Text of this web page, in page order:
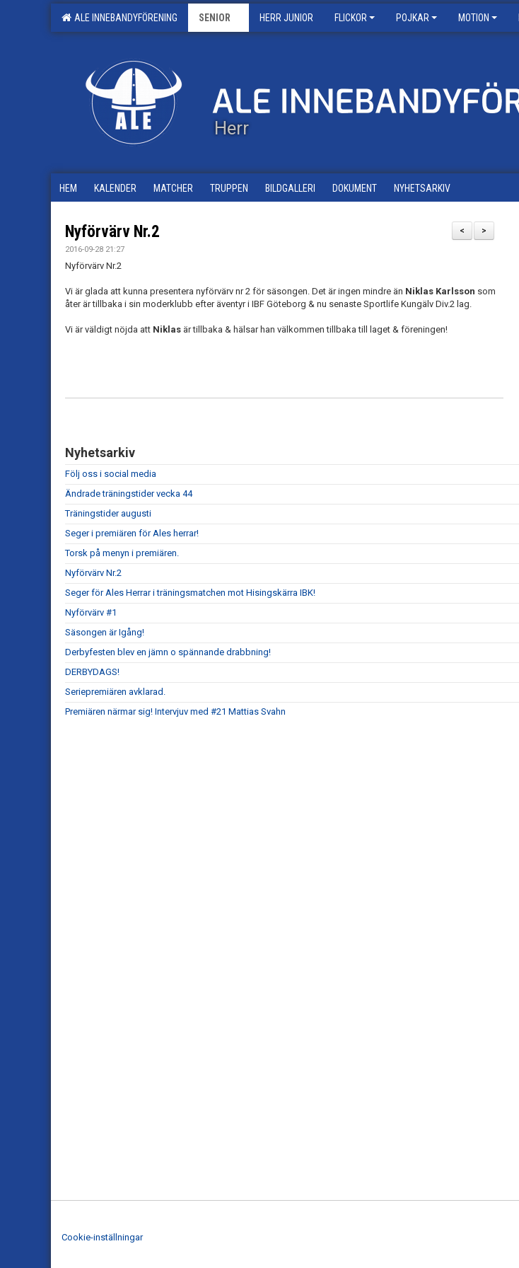
ALE INNEBANDYFÖRENING SENIOR HERR JUNIOR FLICKOR POJKAR MOTION
Herr
HEM KALENDER MATCHER TRUPPEN BILDGALLERI DOKUMENT NYHETSARKIV
>
<
Nyförvärv Nr.2
2016-09-28 21:27
Nyförvärv Nr.2
Vi är glada att kunna presentera nyförvärv nr 2 för säsongen. Det är ingen mindre än Niklas Karlsson som
åter är tillbaka i sin moderklubb efter äventyr i IBF Göteborg & nu senaste Sportlife Kungälv Div.2 lag.
Vi är väldigt nöjda att Niklas är tillbaka & hälsar han välkommen tillbaka till laget & föreningen!
Nyhetsarkiv
Följ oss i social media
Ändrade träningstider vecka 44
Träningstider augusti
Seger i premiären för Ales herrar!
Torsk på menyn i premiären.
Nyförvärv Nr.2
Seger för Ales Herrar i träningsmatchen mot Hisingskärra IBK!
Nyförvärv #1
Säsongen är Igång!
Derbyfesten blev en jämn o spännande drabbning!
DERBYDAGS!
Seriepremiären avklarad.
Premiären närmar sig! Intervjuv med #21 Mattias Svahn
Cookie-inställningar